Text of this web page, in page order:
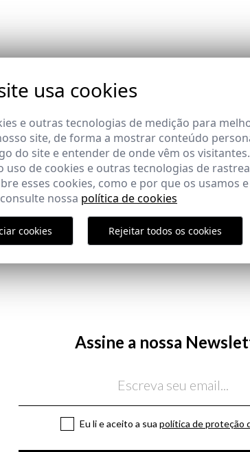
Assine a nossa
Eu li e aceito a sua política de proteção
usa cookies
e outras tecnologias de medição para
site, de forma a mostrar conteúdo
do site e entender de onde vêm os
uso de cookies e outras tecnologias de
esses cookies, como e por que os usamos
nossa política de cookies
cookies Rejeitar todos os cookies